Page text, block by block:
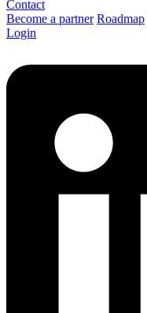
Contact
Become a partner Roadmap
Login